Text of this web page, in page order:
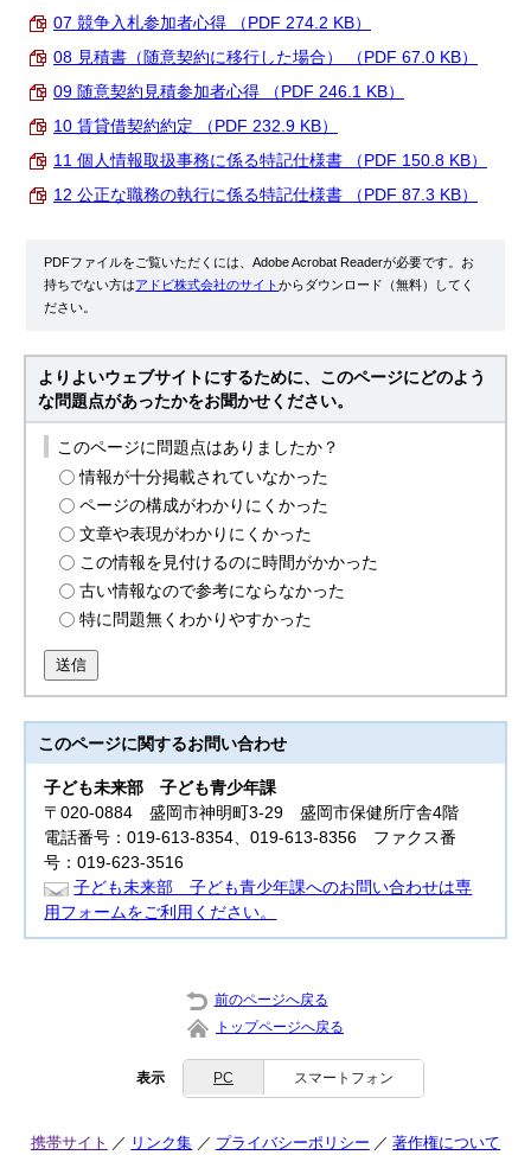
07 競争入札参加者心得 （PDF 274.2 KB）
08 見積書（随意契約に移行した場合） （PDF 67.0 KB）
09 随意契約見積参加者心得 （PDF 246.1 KB）
10 賃貸借契約約定 （PDF 232.9 KB）
11 個人情報取扱事務に係る特記仕様書 （PDF 150.8 KB）
12 公正な職務の執行に係る特記仕様書 （PDF 87.3 KB）
PDFファイルをご覧いただくには、Adobe Acrobat Readerが必要です。お
持ちでない方はアドビ株式会社のサイトからダウンロード（無料）してく
ださい。
よりよいウェブサイトにするために、このページにどのよう
な問題点があったかをお聞かせください。
このページに問題点はありましたか？
情報が十分掲載されていなかった
ページの構成がわかりにくかった
文章や表現がわかりにくかった
この情報を見付けるのに時間がかかった
古い情報なので参考にならなかった
特に問題無くわかりやすかった
送信
このページに関するお問い合わせ
子ども未来部子ども青少年課
〒020-0884 盛岡市神明町3-29 盛岡市保健所庁舎4階
電話番号：019-613-8354、019-613-8356 ファクス番
号：019-623-3516
子ども未来部 子ども青少年課へのお問い合わせは専
用フォームをご利用ください。
前のページへ戻る
トップページへ戻る
表示 PC スマートフォン
携帯サイト リンク集 プライバシーポリシー 著作権について